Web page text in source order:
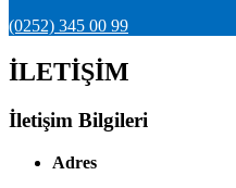
(0252) 345 00 99
İLETİŞİM
İletişim Bilgileri
Adres